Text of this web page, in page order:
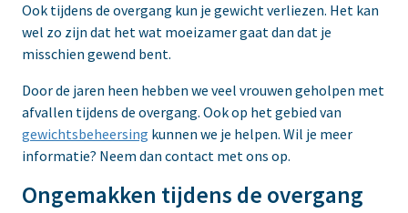
Ook tijdens de overgang kun je gewicht verliezen. Het kan
wel zo zijn dat het wat moeizamer gaat dan dat je
misschien gewend bent.
Door de jaren heen hebben we veel vrouwen geholpen met
afvallen tijdens de overgang. Ook op het gebied van
gewichtsbeheersing kunnen we je helpen. Wil je meer
informatie? Neem dan contact met ons op.
Ongemakken tijdens de overgang